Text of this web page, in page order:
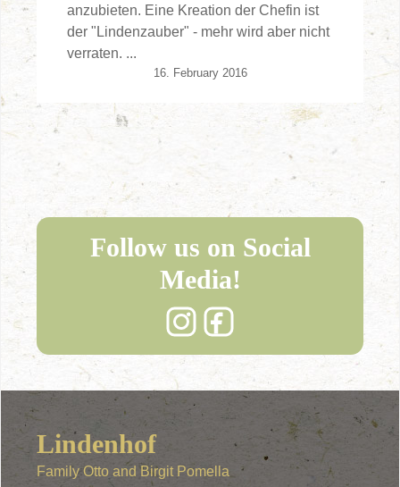
anzubieten. Eine Kreation der Chefin ist
der "Lindenzauber" - mehr wird aber nicht
verraten. ...
16. February 2016
Follow us on Social
Media!
Lindenhof
Family Otto and Birgit Pomella